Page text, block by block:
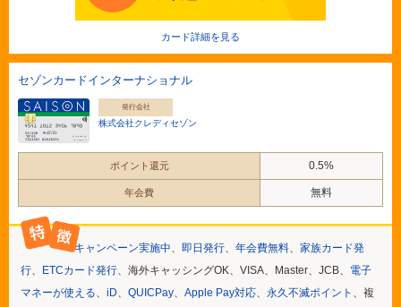
カード詳細を見る
セゾンカードインターナショナル
発行会社
株式会社クレディセゾン
ポイント還元 0.5%
年会費 無料
キャンペーン実施中 即日発行 年会費無料
家族カード発
行
ETCカード発行 、海外キャッシングOK、VISA、Master、JCB、 電子
マネーが使える
iD QUICPay Apple Pay対応 永久不滅ポイント
、複